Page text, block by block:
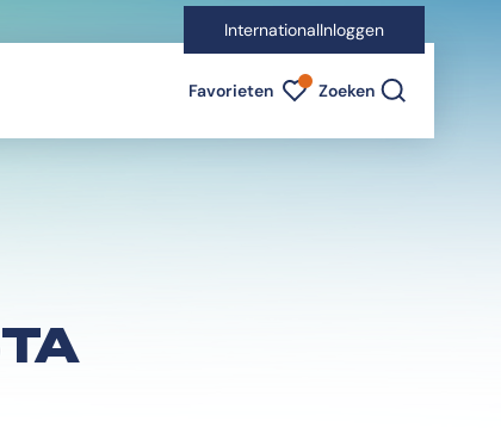
InternationalInloggen
Favorieten Favorieten indicator
Zoeken